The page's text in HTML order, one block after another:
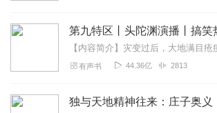
有声书 44.36亿 2813
独与天地精神往来：庄子奥义